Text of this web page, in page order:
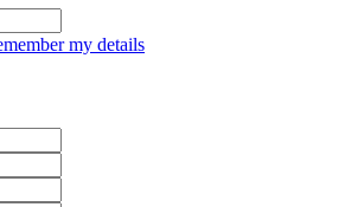
my details